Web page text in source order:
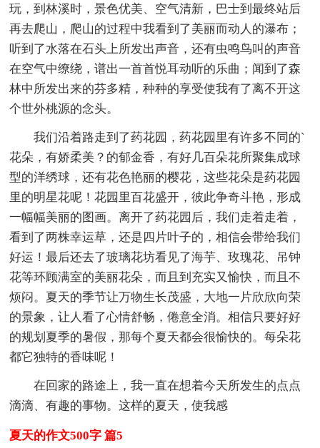
玩，到林溪时，景色优美、空气清新，巴士到最终站后
再去爬山，爬山的过程中我看到了美丽而动人的瀑布；
听到了水落在石头上所发出声音，还有虫鸣鸟叫的声音
在空气中缭绕，谱出一首首悦耳动听的乐曲；闻到了森
林中所发出来的芬多精，种种的享受使我有了离不开这
个世外桃源的念头。
我们沿着路走到了药花园，药花园里有许多不同的`
花朵，有娇柔美？的郁金香，有好几百朵花所聚集成球
型的洋绣球，还有花色艳丽的樱花，这些花朵是药花园
里的明星花呢！花园里百花盛开，彼此争奇斗艳，形成
一幅幅美丽的图画。离开了药花园后，我们走着走着，
看到了两株幸运草，还是四片叶子的，相信会带给我们
好运！最后还去了玻璃花坊看见了海芋、玫瑰花、吊钟
花等环顾满室的美丽花朵，而且到充实又愉快，而且不
烦闷。夏天的季节让万物生长茂盛，大地一片欣欣向荣
的景象，让人看了心情舒畅，倦意全消。相信只要好好
的规划夏季的暑假，那每个夏天都会很愉快的。每朵花
都它独特的香味呢！
在回家的路途上，我一直在想着今天所发生的点点
滴滴、有趣的事物。这样的夏天，使我感
夏天的作文500字 篇5